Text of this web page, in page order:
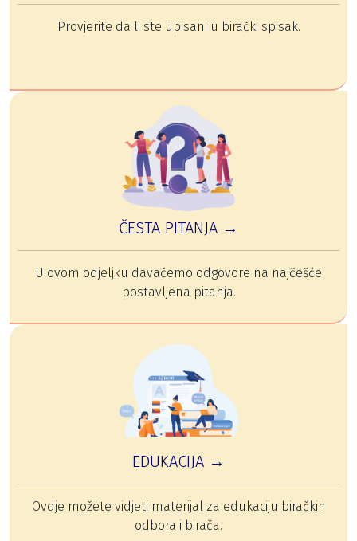
Provjerite da li ste upisani u birački spisak.
ČESTA PITANJA →
U ovom odjeljku davaćemo odgovore na najčešće
postavljena pitanja.
EDUKACIJA →
Ovdje možete vidjeti materijal za edukaciju biračkih
odbora i birača.